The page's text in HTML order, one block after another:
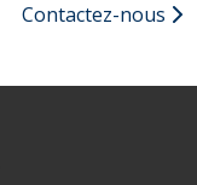
Contactez-nous